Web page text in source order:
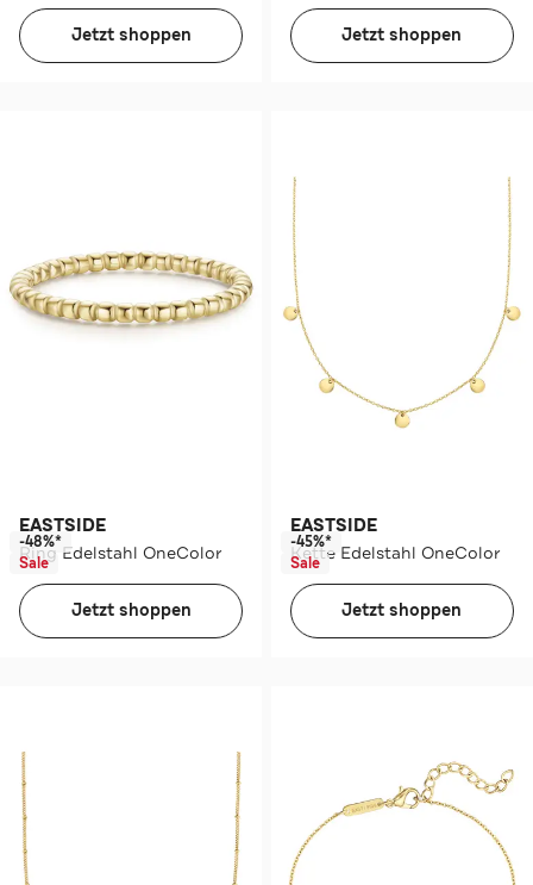
Jetzt shoppen Jetzt shoppen
EASTSIDE
Ring Edelstahl OneColor
-48%*
Sale
Jetzt shoppen
EASTSIDE
Kette Edelstahl OneColor
-45%*
Sale
Jetzt shoppen